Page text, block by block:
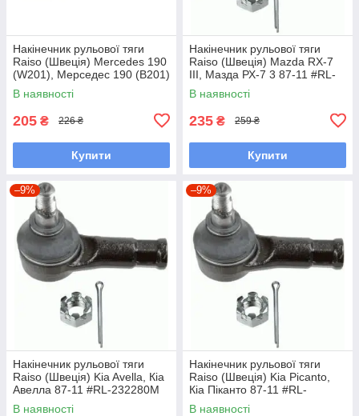
Накінечник рульової тяги
Raiso (Швеція) Mercedes 190
(W201), Мерседес 190 (В201)
82-93 #RL-338110M
UAGKZRA7
В наявності
205 ₴ 226 ₴
Купити
Накінечник рульової тяги
Raiso (Швеція) Mazda RX-7
III, Мазда РХ-7 3 87-11 #RL-
232280M UAWSCEN7
В наявності
235 ₴ 259 ₴
Купити
–9%
Накінечник рульової тяги
Raiso (Швеція) Kia Avella, Кіа
Авелла 87-11 #RL-232280M
UALPSKZ7
В наявності
–9%
Накінечник рульової тяги
Raiso (Швеція) Kia Picanto,
Кіа Піканто 87-11 #RL-
232280M UAYINBP7
В наявності